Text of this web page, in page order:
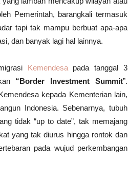
Pemerintah, barangkali termasuk
tapi tak mampu berbuat apa-apa
dan banyak lagi hal lainnya.
Kemendesapada tanggal 3
“Border Investment Summit”.
kepada Kementerian lain,
Indonesia. Sebenarnya, tubuh
tidak “up to date”, tak memajang
yang tak diurus hingga rontok dan
pada wujud perkembangan